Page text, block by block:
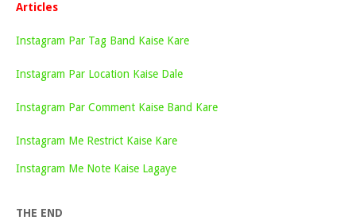
Articles
Instagram Par Tag Band Kaise Kare
Instagram Par Location Kaise Dale
Instagram Par Comment Kaise Band Kare
Instagram Me Restrict Kaise Kare
Instagram Me Note Kaise Lagaye
THE END